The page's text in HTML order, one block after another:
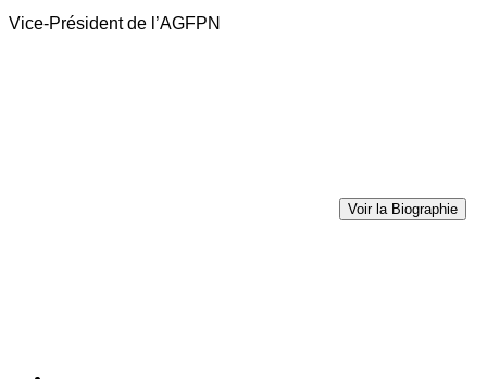
Vice-Président de l’AGFPN
Voir la Biographie